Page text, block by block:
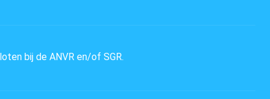
bij de ANVR en/of SGR.